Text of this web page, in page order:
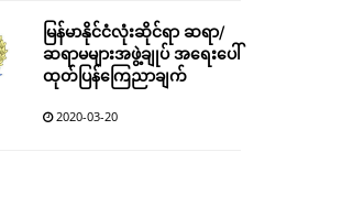
မြန်မာနိုင်ငံလုံးဆိုင်ရာ ဆရာ/
ဆရာမများအဖွဲ့ချုပ် အရေးပေါ်
ထုတ်ပြန်ကြေညာချက်
2020-03-20